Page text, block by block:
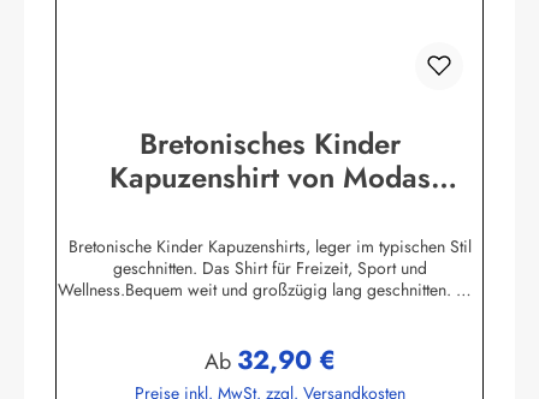
Bretonisches Kinder
Kapuzenshirt von Modas
Bretonische Kinder Kapuzenshirts, leger im typischen Stil
geschnitten. Das Shirt für Freizeit, Sport und
Wellness.Bequem weit und großzügig lang geschnitten. Die
Ärmelbündchen, zwei praktische Seitentaschen100%
Baumwolle, herrlich elastisch gewirkt und angenehm auf der
Regulärer Preis:
Ab 32,90 €
Preise inkl. MwSt. zzgl. Versandkosten